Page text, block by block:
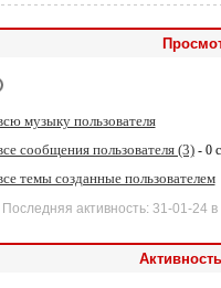
музыку пользователя
сообщения пользователя (3)- 0
темы созданные пользователем
активность: 31-01-24 в